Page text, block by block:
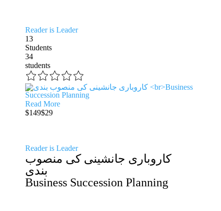
Reader is Leader
13
Students
34
students
Read More
$149$29
Reader is Leader
کاروباری جانشینی کی منصوب
بندی
Business Succession Planning